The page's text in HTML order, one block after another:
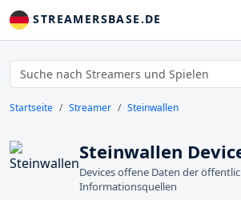
STREAMERSBASE.DE
Startseite Streamer Steinwallen
Steinwallen
Devices offene Daten der
Informationsquellen